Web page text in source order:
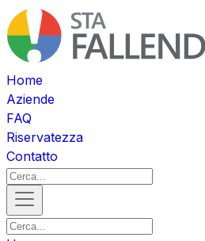
Home
Aziende
FAQ
Riservatezza
Contatto